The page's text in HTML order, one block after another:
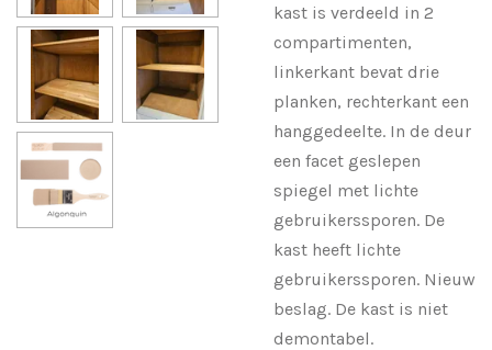
kast is verdeeld in 2
compartimenten,
linkerkant bevat drie
planken, rechterkant een
hanggedeelte. In de deur
een facet geslepen
spiegel met lichte
gebruikerssporen. De
kast heeft lichte
gebruikerssporen. Nieuw
beslag. De kast is niet
demontabel.